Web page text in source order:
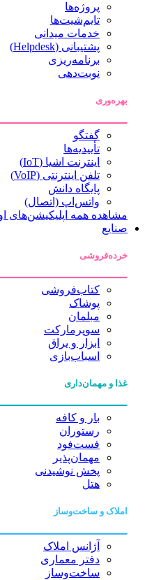
پروژه‌ها
تایم‌شیت‌ها
خدمات میدانی
پشتیبانی (Helpdesk)
برنامه‌ریزی
نوبت‌دهی
بهره‌وری
گفتگو
تأییدیه‌ها
اینترنت اشیا (IoT)
تلفن اینترنتی (VoIP)
پایگاه دانش
واتس‌اپ (اتصال)
مشاهده همه اپلیکیشن‌های
صنایع
خرده‌فروشی
کتاب‌فروشی
پوشاک
مبلمان
سوپرمارکت
ابزار و یراق
اسباب‌بازی
غذا و مهمان‌داری
بار و کافه
رستوران
فست‌فود
مهمان‌پذیر
پخش نوشیدنی
هتل
املاک و ساخت‌وساز
آژانس املاک
دفتر معماری
ساخت‌وساز